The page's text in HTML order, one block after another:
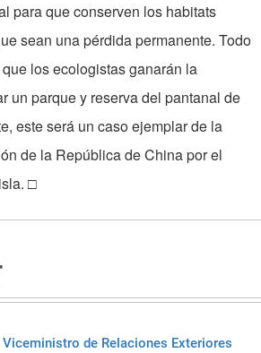
para que conserven los habitats
sean una pérdida permanente. Todo
los ecologistas ganarán la
un parque y reserva del pantanal de
este será un caso ejemplar de la
de la República de China por el
□
Viceministro de Relaciones Exteriores